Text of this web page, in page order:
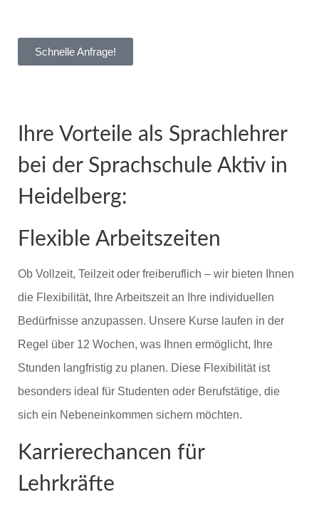
Schnelle Anfrage!
Ihre Vorteile als Sprachlehrer
bei der Sprachschule Aktiv in
Heidelberg:
Flexible Arbeitszeiten
Ob Vollzeit, Teilzeit oder freiberuflich – wir bieten Ihnen
die Flexibilität, Ihre Arbeitszeit an Ihre individuellen
Bedürfnisse anzupassen. Unsere Kurse laufen in der
Regel über 12 Wochen, was Ihnen ermöglicht, Ihre
Stunden langfristig zu planen. Diese Flexibilität ist
besonders ideal für Studenten oder Berufstätige, die
sich ein Nebeneinkommen sichern möchten.
Karrierechancen für
Lehrkräfte